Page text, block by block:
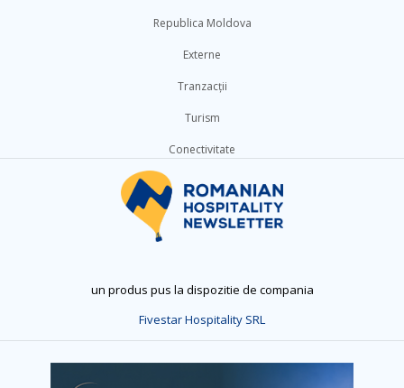
Republica Moldova
Externe
Tranzacții
Turism
Conectivitate
un produs pus la dispozitie de compania
Fivestar Hospitality SRL